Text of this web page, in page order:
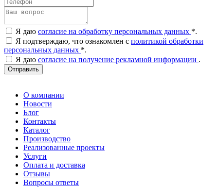
Я даю согласие на обработку персональных данных *.
Я подтверждаю, что ознакомлен с политикой обработки
персональных данных *.
Я даю согласие на получение рекламной информации .
Отправить
О компании
Новости
Блог
Контакты
Каталог
Производство
Реализованные проекты
Услуги
Оплата и доставка
Отзывы
Вопросы ответы